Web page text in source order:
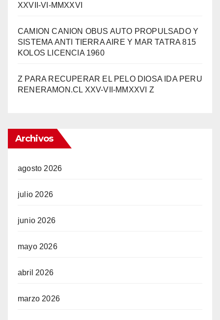
XXVII-VI-MMXXVI
CAMION CANION OBUS AUTO PROPULSADO Y
SISTEMA ANTI TIERRA AIRE Y MAR TATRA 815
KOLOS LICENCIA 1960
Z PARA RECUPERAR EL PELO DIOSA IDA PERU
RENERAMON.CL XXV-VII-MMXXVI Z
Archivos
agosto 2026
julio 2026
junio 2026
mayo 2026
abril 2026
marzo 2026